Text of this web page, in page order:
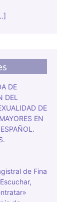
DE
DEL
DE
EN
de Fina